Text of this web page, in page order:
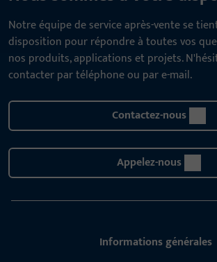
Notre équipe de service après-vente se
disposition pour répondre à toutes vos
nos produits, applications et projets.
contacter par téléphone ou par e-mail.
Contactez-nous
Appelez-nous
Informations générales